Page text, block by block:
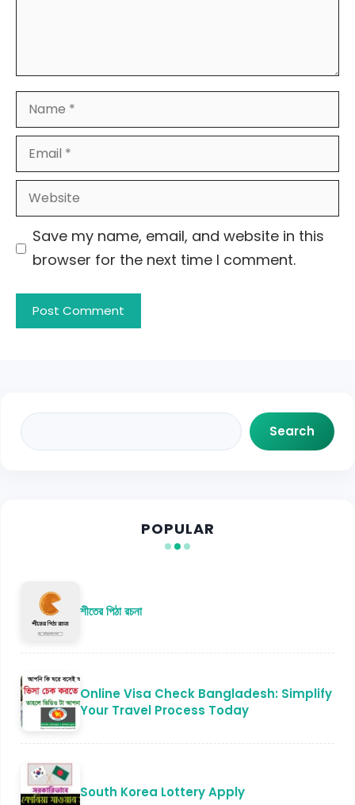
Name
Email
Website
Save my name, email, and website in this
browser for the next time I comment.
Search
Search
POPULAR
শীতের পিঠা রচনা
Online Visa Check Bangladesh: Simplify
Your Travel Process Today
South Korea Lottery Apply